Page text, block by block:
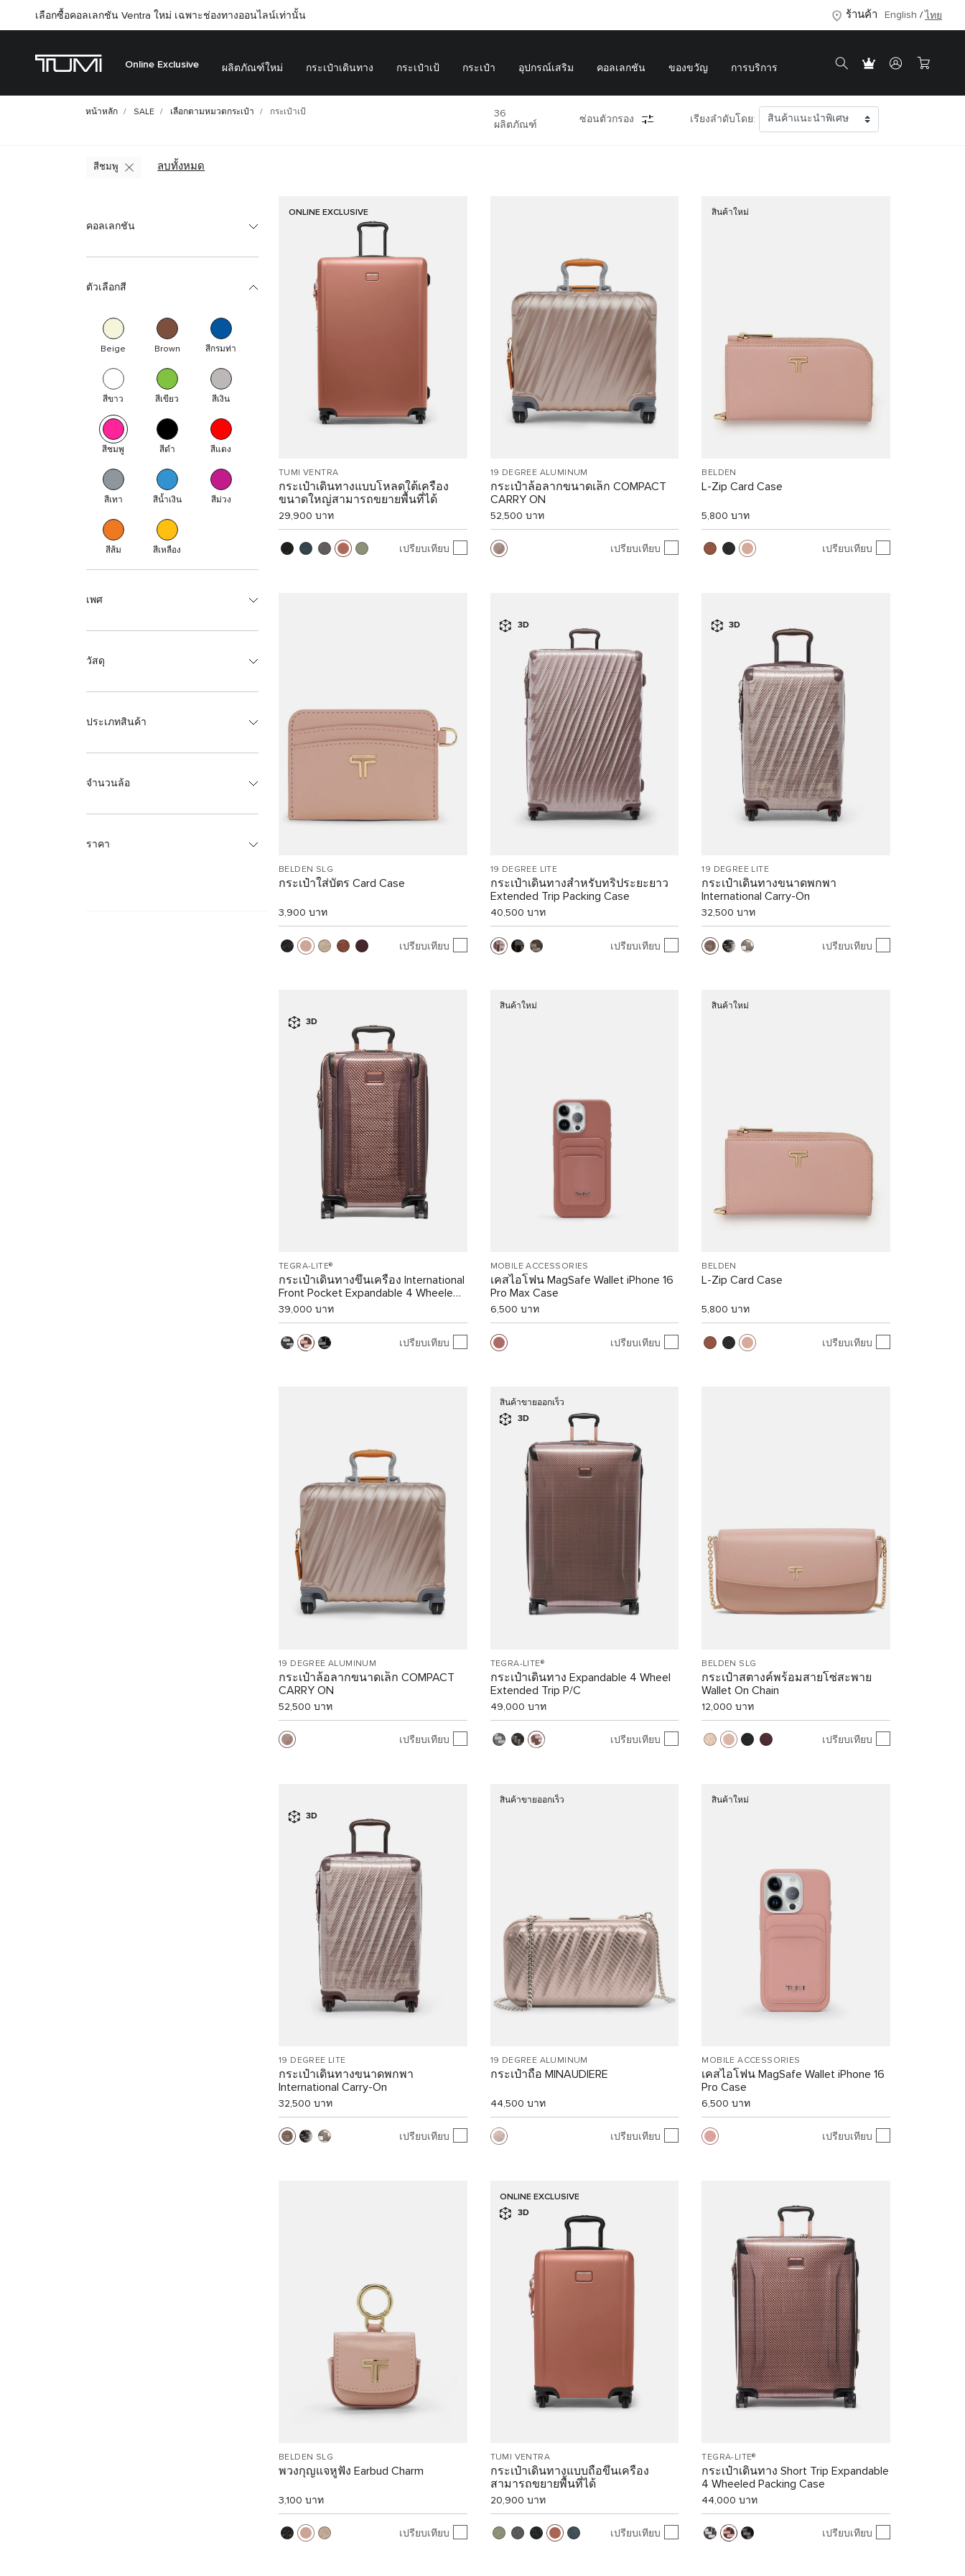
เลือกซื้อคอลเลกชัน Ventra ใหม่ เฉพาะช่องทางออนไลน์เท่านั้น ร้านค้า English ไทย
Online Exclusive ผลิตภัณฑ์ใหม่ กระเป๋าเดินทาง กระเป๋าเป้ กระเป๋า อุปกรณ์เสริม คอลเลกชัน ของขวัญ การบริการ
หน้าหลัก SALE เลือกตามหมวดกระเป๋า กระเป๋าเป้
36
ผลิตภัณฑ์
ซ่อนตัวกรอง เรียงลำดับโดย:
ลบทั้งหมด
สีชมพู
คอลเลกชัน
ตัวเลือกสี
Beige Brown สีกรมท่า
สีขาว สีเขียว สีเงิน
สีชมพู สีดำ สีแดง
สีเทา สีน้ำเงิน สีม่วง
สีส้ม สีเหลือง
เพศ
วัสดุ
ประเภทสินค้า
จำนวนล้อ
ราคา
ONLINE EXCLUSIVE
TUMI VENTRA
กระเป๋าเดินทางแบบโหลดใต้เครื่อง
ขนาดใหญ่สามารถขยายพื้นที่ได้
29,900 บาท
เปรียบเทียบ
19 DEGREE ALUMINUM
กระเป๋าล้อลากขนาดเล็ก COMPACT
CARRY ON
52,500 บาท
เปรียบเทียบ
สินค้าใหม่
BELDEN
L-Zip Card Case
5,800 บาท
เปรียบเทียบ
BELDEN SLG
กระเป๋าใส่บัตร Card Case
3,900 บาท
เปรียบเทียบ
3D
19 DEGREE LITE
กระเป๋าเดินทางสำหรับทริประยะยาว
Extended Trip Packing Case
40,500 บาท
เปรียบเทียบ
3D
19 DEGREE LITE
กระเป๋าเดินทางขนาดพกพา
International Carry-On
32,500 บาท
เปรียบเทียบ
3D
TEGRA-LITE®
กระเป๋าเดินทางขึ้นเครื่อง International
Front Pocket Expandable 4 Wheeled
Carry-On
39,000 บาท
เปรียบเทียบ
สินค้าใหม่
MOBILE ACCESSORIES
เคสไอโฟน MagSafe Wallet iPhone 16
Pro Max Case
6,500 บาท
เปรียบเทียบ
สินค้าใหม่
BELDEN
L-Zip Card Case
5,800 บาท
เปรียบเทียบ
19 DEGREE ALUMINUM
กระเป๋าล้อลากขนาดเล็ก COMPACT
CARRY ON
52,500 บาท
เปรียบเทียบ
สินค้าขายออกเร็ว
3D
TEGRA-LITE®
กระเป๋าเดินทาง Expandable 4 Wheel
Extended Trip P/C
49,000 บาท
เปรียบเทียบ
BELDEN SLG
กระเป๋าสตางค์พร้อมสายโซ่สะพาย
Wallet On Chain
12,000 บาท
เปรียบเทียบ
3D
19 DEGREE LITE
กระเป๋าเดินทางขนาดพกพา
International Carry-On
32,500 บาท
เปรียบเทียบ
สินค้าขายออกเร็ว
19 DEGREE ALUMINUM
กระเป๋าถือ MINAUDIERE
44,500 บาท
เปรียบเทียบ
สินค้าใหม่
MOBILE ACCESSORIES
เคสไอโฟน MagSafe Wallet iPhone 16
Pro Case
6,500 บาท
เปรียบเทียบ
BELDEN SLG
พวงกุญแจหูฟัง Earbud Charm
3,100 บาท
เปรียบเทียบ
ONLINE EXCLUSIVE
3D
TUMI VENTRA
กระเป๋าเดินทางแบบถือขึ้นเครื่อง
สามารถขยายพื้นที่ได้
20,900 บาท
เปรียบเทียบ
TEGRA-LITE®
กระเป๋าเดินทาง Short Trip Expandable
4 Wheeled Packing Case
44,000 บาท
เปรียบเทียบ